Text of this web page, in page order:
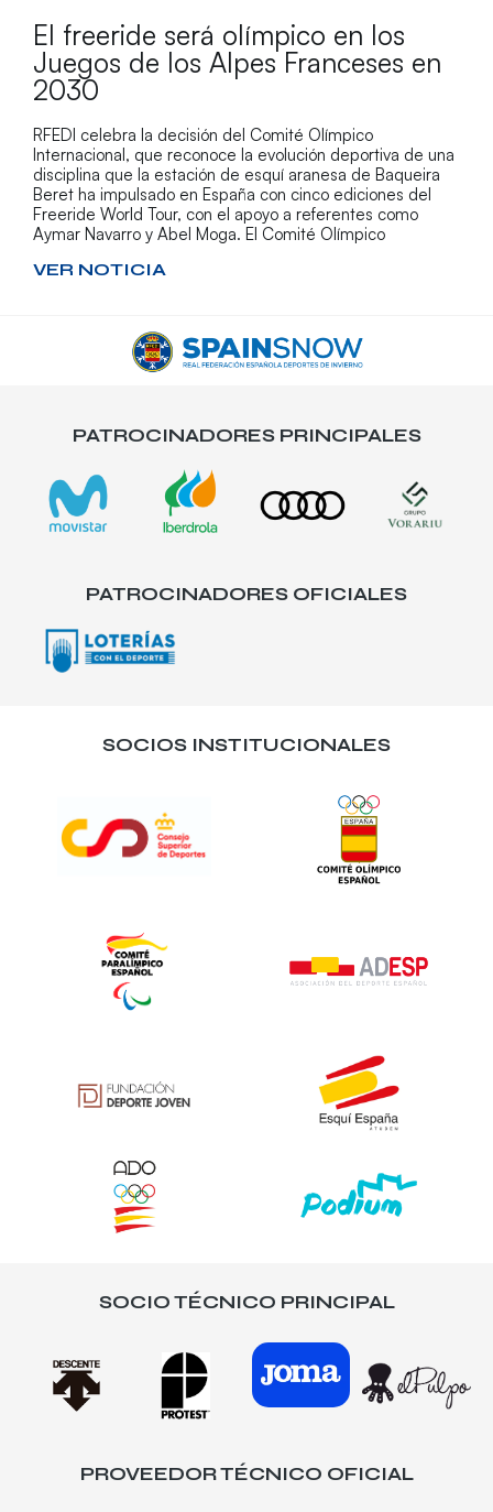
El freeride será olímpico en los
Juegos de los Alpes Franceses en
2030
RFEDI celebra la decisión del Comité Olímpico
Internacional, que reconoce la evolución deportiva de una
disciplina que la estación de esquí aranesa de Baqueira
Beret ha impulsado en España con cinco ediciones del
Freeride World Tour, con el apoyo a referentes como
Aymar Navarro y Abel Moga. El Comité Olímpico
VER NOTICIA
PATROCINADORES PRINCIPALES
PATROCINADORES OFICIALES
SOCIOS INSTITUCIONALES
SOCIO TÉCNICO PRINCIPAL
PROVEEDOR TÉCNICO OFICIAL